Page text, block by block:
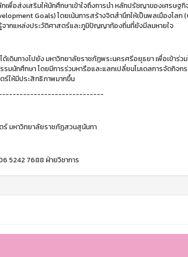
พื่อส่งเสริมให้นักศึกษาเข้าใจถึงการนำ หลักปรัชญาของเศรษฐ
Goals) โดยเน้นการสร้างจิตสำนึกให้เป็นพลเมืองโ
ากแหล่งประวัติศาสตร์และภูมิปัญญาท้องถิ่นที่ยังมีลมหายใจ
เดินทางไปยัง มหาวิทยาลัยราชภัฏพระนครศรีอยุธยา เพื่อเข้าร่ว
นักศึกษา โดยมีการร่วมหารือและแลกเปลี่ยนโมเดลการจัดกิจก
ร์ให้มีประสิทธิภาพมากขึ้น
มหาวิทยาลัยราชภัฏสวนสุนันทา
5242 7688 ฝ่ายวิชาการ